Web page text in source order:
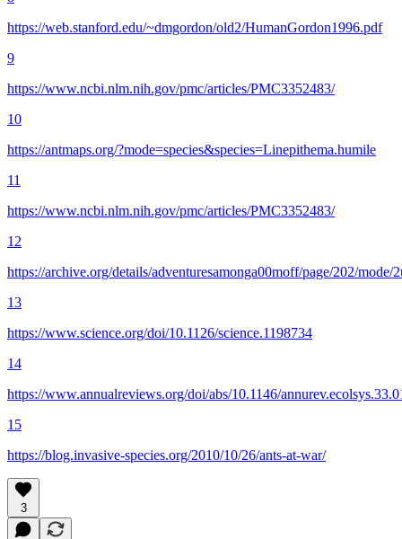
https://web.stanford.edu/~dmgordon/old2/HumanGordon1996.pdf
9
https://www.ncbi.nlm.nih.gov/pmc/articles/PMC3352483/
10
https://antmaps.org/?mode=species&species=Linepithema.humile
11
https://www.ncbi.nlm.nih.gov/pmc/articles/PMC3352483/
12
https://archive.org/details/adventuresamonga00moff/page/202/mode/
13
https://www.science.org/doi/10.1126/science.1198734
14
https://www.annualreviews.org/doi/abs/10.1146/
15
https://blog.invasive-species.org/2010/10/26/ants-at-war/
3